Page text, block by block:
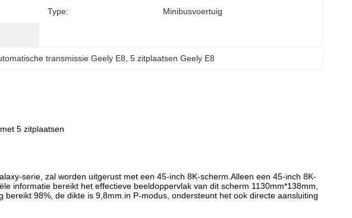
Type: Minibusvoertuig
transmissie Geely E8 , 5 zitplaatsen Geely E8
5 zitplaatsen
serie, zal worden uitgerust met een 45-inch 8K-scherm.Alleen een 45-inch 8K-
informatie bereikt het effectieve beeldoppervlak van dit scherm 1130mm*138mm,
98%, de dikte is 9,8mm.in P-modus, ondersteunt het ook directe aansluiting